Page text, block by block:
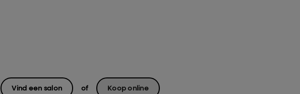
Vind een salon of Koop online